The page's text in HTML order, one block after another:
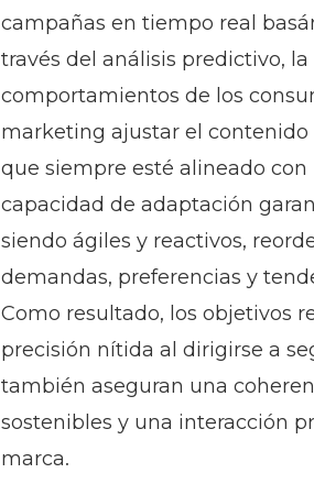
campañas en tiempo real
través del análisis predictivo,
comportamientos de los
marketing ajustar el
que siempre esté alineado
capacidad de adaptación
siendo ágiles y reactivos,
demandas, preferencias y
Como resultado, los objetivos
precisión nítida al dirigirse a
también aseguran una
sostenibles y una interacción
marca.